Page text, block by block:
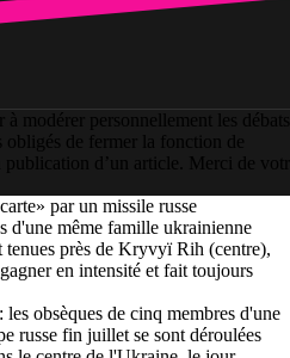
modérer personnellement les débats
obligés de fermer la fonction de
publication d’un article. Merci de
par un missile russe
d'une même famille ukrainienne
tenues près de Kryvyï Rih (centre),
en intensité et fait toujours
obsèques de cinq membres d'une
russe fin juillet se sont déroulées